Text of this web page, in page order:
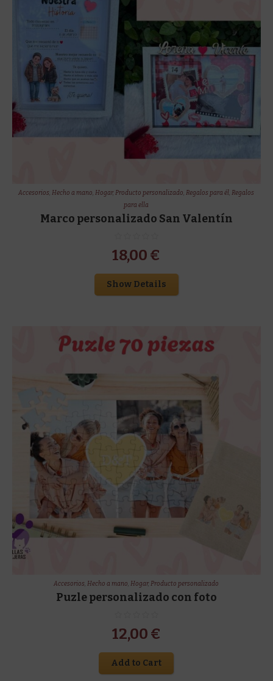
Accesorios,Hecho a mano,Hogar,Producto personalizado,Regalos para él,Regalos
para ella
Marco personalizado San Valentín
18,00 €
Show Details
Accesorios,Hecho a mano,Hogar,Producto personalizado
Puzle personalizado con foto
12,00 €
Add to Cart